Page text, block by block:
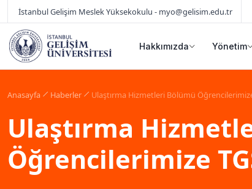
İstanbul Gelişim Meslek Yüksekokulu - myo@gelisim.edu.tr
Hakkımızda Yönetim
Anasayfa Haberler Ulaştırma Hizmetleri Bölümü
Ulaştırma
Öğrencilerimize